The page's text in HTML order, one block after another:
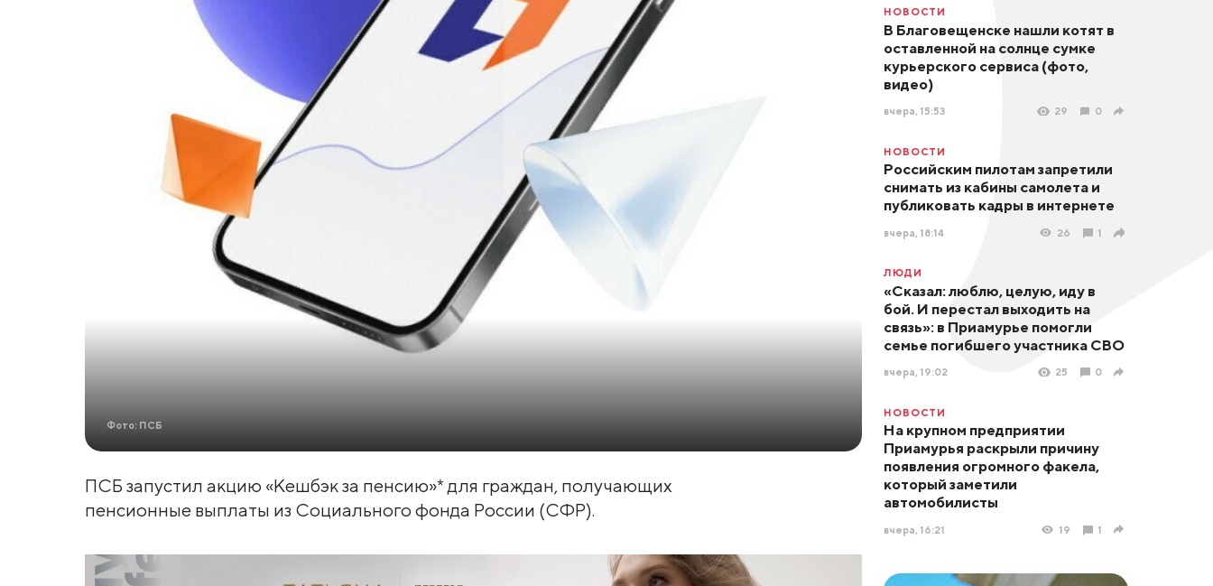
Фото: ПСБ
ПСБ запустил акцию «Кешбэк за пенсию»* для граждан, получающих
пенсионные выплаты из Социального фонда России (СФР).
НОВОСТИ
В Благовещенске нашли котят в
оставленной на солнце сумке
курьерского сервиса (фото,
видео)
вчера, 15:53 29 0
НОВОСТИ
Российским пилотам запретили
снимать из кабины самолета и
публиковать кадры в интернете
вчера, 18:14 26 1
ЛЮДИ
«Сказал: люблю, целую, иду в
бой. И перестал выходить на
связь»: в Приамурье помогли
семье погибшего участника СВО
вчера, 19:02 25 0
НОВОСТИ
На крупном предприятии
Приамурья раскрыли причину
появления огромного факела,
который заметили
автомобилисты
вчера, 16:21 19 1